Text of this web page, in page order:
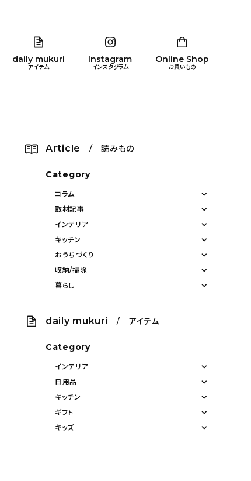
daily mukuri
アイテム
Instagram
インスタグラム
Online Shop
お買いもの
Article / 読みもの
Category
コラム
取材記事
インテリア
キッチン
おうちづくり
収納/掃除
暮らし
daily mukuri / アイテム
Category
インテリア
日用品
キッチン
ギフト
キッズ